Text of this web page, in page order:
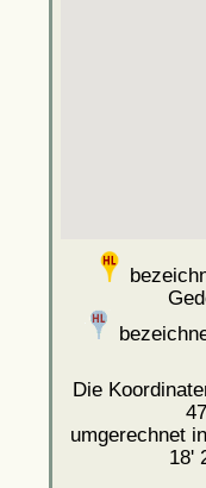
Die
umgerechnet
18'